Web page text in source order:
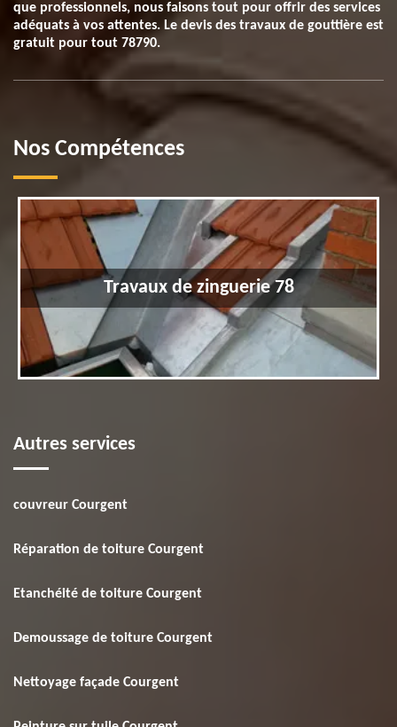
que professionnels, nous faisons tout pour offrir des services
adéquats à vos attentes. Le devis des travaux de gouttière est
gratuit pour tout 78790.
Nos Compétences
Travaux de zinguerie 78
Autres services
couvreur Courgent
Réparation de toiture Courgent
Etanchéité de toiture Courgent
Demoussage de toiture Courgent
Nettoyage façade Courgent